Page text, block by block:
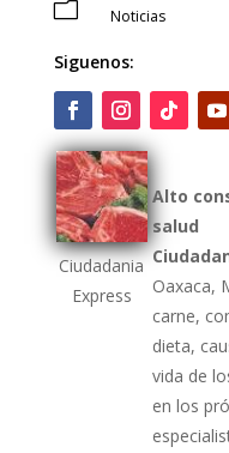
m Noticias
Siguenos:
Ciudadania
Express
Alto
salud
Oaxaca,
carne,
dieta,
vida de
en los